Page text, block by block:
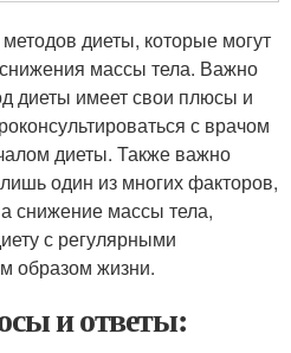
диеты, которые могут
массы тела. Важно
диеты имеет свои плюсы и
с врачом
диеты. Также важно
один из многих факторов,
снижение массы тела,
с регулярными
образом жизни.
и ответы: